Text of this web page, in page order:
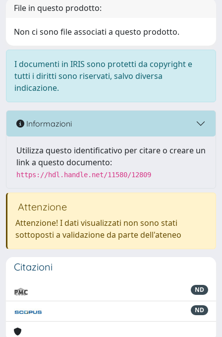
File in questo prodotto:
Non ci sono file associati a questo prodotto.
I documenti in IRIS sono protetti da copyright e
tutti i diritti sono riservati, salvo diversa
indicazione.
Informazioni
Utilizza questo identificativo per citare o creare un
link a questo documento:
https://hdl.handle.net/11580/12809
Attenzione
Attenzione! I dati visualizzati non sono stati
sottoposti a validazione da parte dell'ateneo
Citazioni
ND
ND